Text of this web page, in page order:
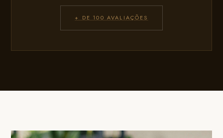
+ DE 100 AVALIAÇÕES